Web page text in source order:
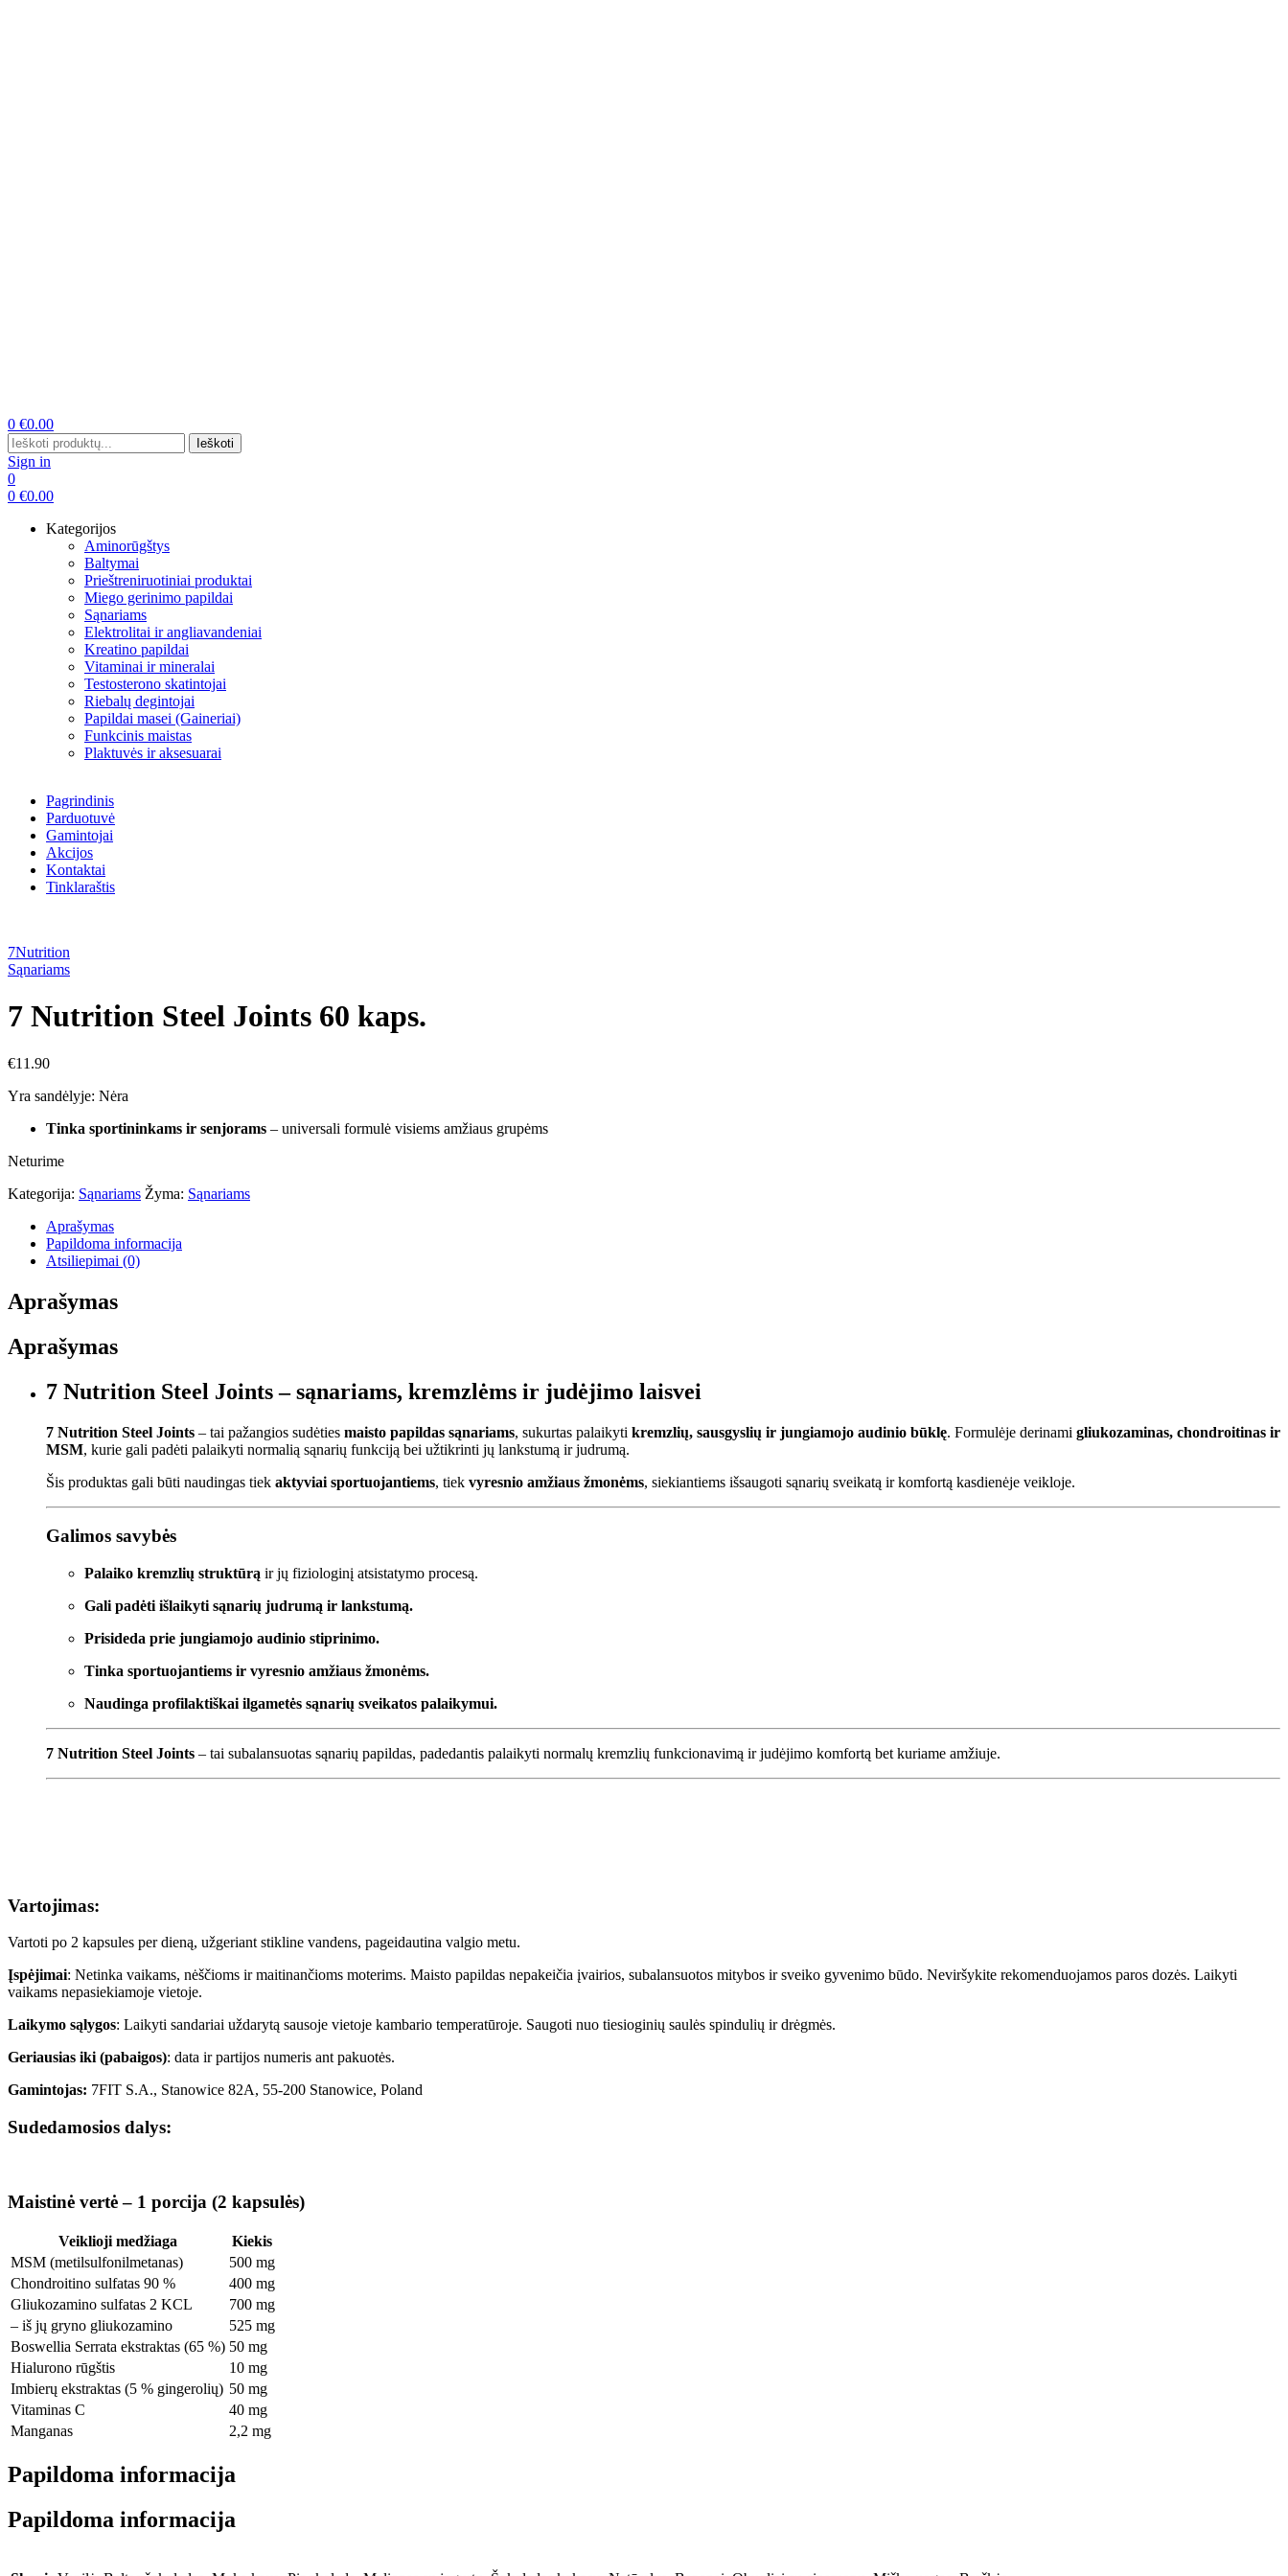
0 €0.00
Search
for:
Ieškoti
Sign in
0
0 €0.00
Kategorijos
Aminorūgštys
Baltymai
Prieštreniruotiniai produktai
Miego gerinimo papildai
Sąnariams
Elektrolitai ir angliavandeniai
Kreatino papildai
Vitaminai ir mineralai
Testosterono skatintojai
Riebalų degintojai
Papildai masei (Gaineriai)
Funkcinis maistas
Plaktuvės ir aksesuarai
Pagrindinis
Parduotuvė
Gamintojai
Akcijos
Kontaktai
Tinklaraštis
7Nutrition
Sąnariams
7 Nutrition Steel Joints 60 kaps.
€11.90
Yra sandėlyje: Nėra
Tinka sportininkams ir senjorams – universali formulė visiems amžiaus grupėms
Neturime
Kategorija: Sąnariams Žyma: Sąnariams
Aprašymas
Papildoma informacija
Atsiliepimai (0)
Aprašymas
Aprašymas
7 Nutrition Steel Joints – sąnariams, kremzlėms ir judėjimo laisvei
7 Nutrition Steel Joints – tai pažangios sudėties maisto papildas sąnariams, sukurtas palaikyti kremzlių, sausgyslių ir jungiamojo audinio būklę. Formulėje derinami gliukozaminas, chondroitinas ir
MSM, kurie gali padėti palaikyti normalią sąnarių funkciją bei užtikrinti jų lankstumą ir judrumą.
Šis produktas gali būti naudingas tiek aktyviai sportuojantiems, tiek vyresnio amžiaus žmonėms, siekiantiems išsaugoti sąnarių sveikatą ir komfortą kasdienėje veikloje.
Galimos savybės
Palaiko kremzlių struktūrą ir jų fiziologinį atsistatymo procesą.
Gali padėti išlaikyti sąnarių judrumą ir lankstumą.
Prisideda prie jungiamojo audinio stiprinimo.
Tinka sportuojantiems ir vyresnio amžiaus žmonėms.
Naudinga profilaktiškai ilgametės sąnarių sveikatos palaikymui.
7 Nutrition Steel Joints – tai subalansuotas sąnarių papildas, padedantis palaikyti normalų kremzlių funkcionavimą ir judėjimo komfortą bet kuriame amžiuje.
Vartojimas:
Vartoti po 2 kapsules per dieną, užgeriant stikline vandens, pageidautina valgio metu.
Įspėjimai: Netinka vaikams, nėščioms ir maitinančioms moterims. Maisto papildas nepakeičia įvairios, subalansuotos mitybos ir sveiko gyvenimo būdo. Neviršykite rekomenduojamos paros dozės. Laikyti
vaikams nepasiekiamoje vietoje.
Laikymo sąlygos: Laikyti sandariai uždarytą sausoje vietoje kambario temperatūroje. Saugoti nuo tiesioginių saulės spindulių ir drėgmės.
Geriausias iki (pabaigos): data ir partijos numeris ant pakuotės.
Gamintojas: 7FIT S.A., Stanowice 82A, 55-200 Stanowice, Poland
Sudedamosios dalys:
Maistinė vertė – 1 porcija (2 kapsulės)
Veiklioji medžiaga
Kiekis
MSM (metilsulfonilmetanas)
500 mg
Chondroitino sulfatas 90 %
400 mg
Gliukozamino sulfatas 2 KCL
700 mg
– iš jų gryno gliukozamino
525 mg
Boswellia Serrata ekstraktas (65 %) 50 mg
Hialurono rūgštis
10 mg
Imbierų ekstraktas (5 % gingerolių) 50 mg
Vitaminas C
40 mg
Manganas
2,2 mg
Papildoma informacija
Papildoma informacija